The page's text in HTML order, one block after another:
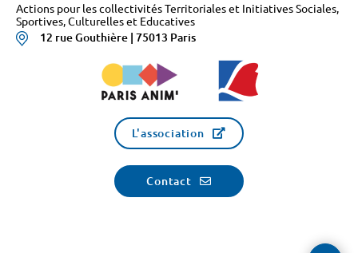
Actions pour les collectivités Territoriales et Initiatives Sociales,
Sportives, Culturelles et Educatives
12 rue Gouthière | 75013 Paris
L'association
Contact